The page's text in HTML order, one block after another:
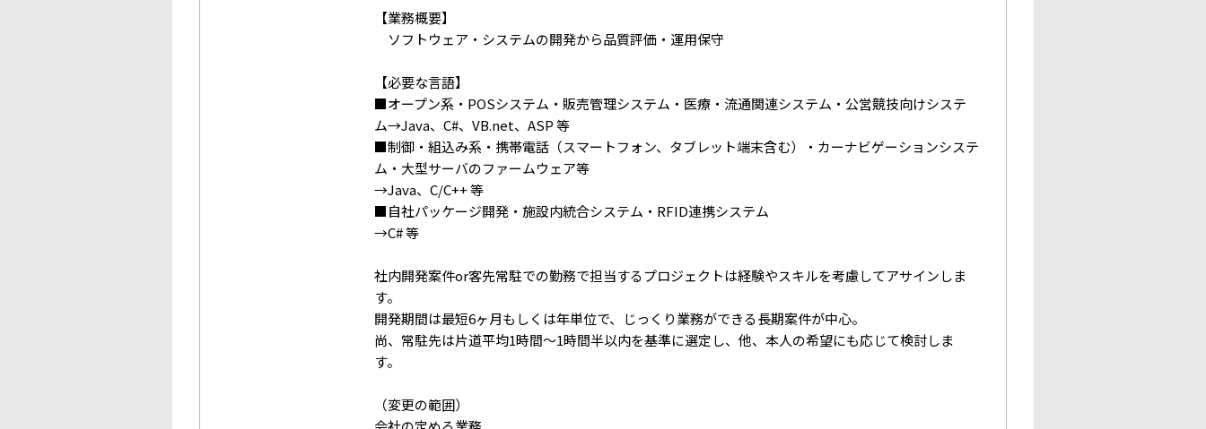
【業務概要】
ソフトウェア・システムの開発から品質評価・運用保守
【必要な言語】
■オープン系・POSシステム・販売管理システム・医療・流通関連システム・公営競技向けシステ
ム→Java、C#、VB.net、ASP 等
■制御・組込み系・携帯電話（スマートフォン、タブレット端末含む）・カーナビゲーションシステ
ム・大型サーバのファームウェア等
→Java、C/C++ 等
■自社パッケージ開発・施設内統合システム・RFID連携システム
→C# 等
社内開発案件or客先常駐での勤務で担当するプロジェクトは経験やスキルを考慮してアサインしま
す。
開発期間は最短6ヶ月もしくは年単位で、じっくり業務ができる長期案件が中心。
尚、常駐先は片道平均1時間〜1時間半以内を基準に選定し、他、本人の希望にも応じて検討しま
す。
（変更の範囲）